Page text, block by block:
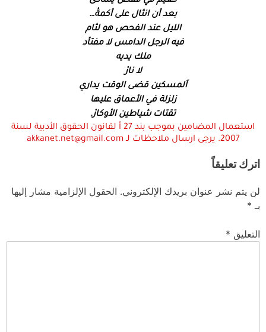
بعد أن انثال على أكمةْ…
الليل عند الفحص هو لثام
فيه الرجل الدامس لا مفتأد
ملك يديه
لا نارْ
اَلمسكين قضى الوقت يداري
زلزلة في الأعماق عليها
تقتات شياطين الأوكارْ.​
استعمال المضامين بموجب بند 27 أ لقانون الحقوق الأدبية لسنة
2007. يرجى ارسال ملاحظات لـ akkanet.net@gmail.com
اترك تعليقاً
لن يتم نشر عنوان بريدك الإلكتروني. الحقول الإلزامية مشار إليها
بـ *
التعليق *